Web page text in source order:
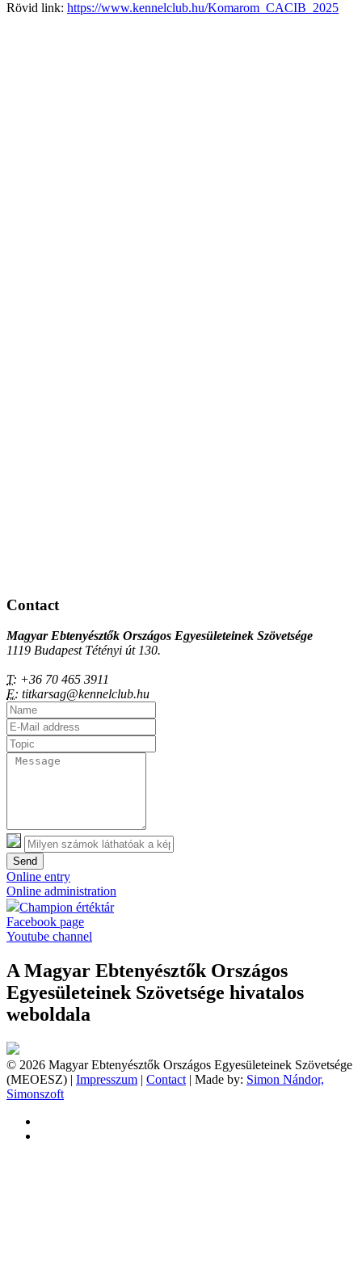
Rövid link: https://www.kennelclub.hu/Komarom_CACIB_2025
Contact
Magyar Ebtenyésztők Országos Egyesületeinek Szövetsége
1119 Budapest Tétényi út 130.
T: +36 70 465 3911
E: titkarsag@kennelclub.hu
Send
Online entry
Online administration
Champion értéktár
Facebook page
Youtube channel
A Magyar Ebtenyésztők Országos
Egyesületeinek Szövetsége hivatalos
weboldala
© 2026 Magyar Ebtenyésztők Országos Egyesületeinek Szövetsége
(MEOESZ) | Impresszum | Contact | Made by: Simon Nándor,
Simonszoft